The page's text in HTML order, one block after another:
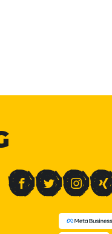
FacebookTwitterInstagramXing